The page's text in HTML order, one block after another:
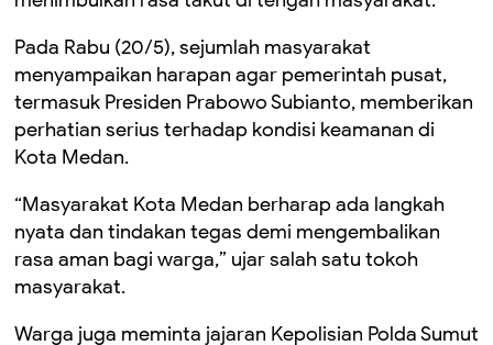
Pada Rabu (20/5), sejumlah masyarakat
menyampaikan harapan agar pemerintah pusat,
termasuk Presiden Prabowo Subianto, memberikan
perhatian serius terhadap kondisi keamanan di
Kota Medan.
“Masyarakat Kota Medan berharap ada langkah
nyata dan tindakan tegas demi mengembalikan
rasa aman bagi warga,” ujar salah satu tokoh
masyarakat.
Warga juga meminta jajaran Kepolisian Polda Sumut